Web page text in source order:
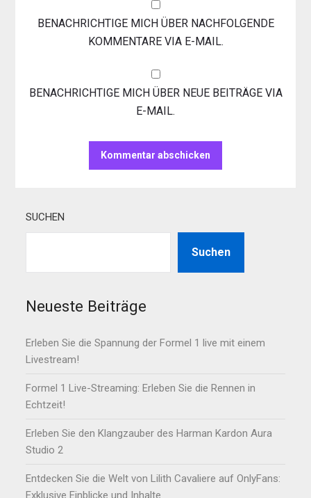
BENACHRICHTIGE MICH ÜBER NACHFOLGENDE
KOMMENTARE VIA E-MAIL.
BENACHRICHTIGE MICH ÜBER NEUE BEITRÄGE VIA
E-MAIL.
SUCHEN
Suchen
Neueste Beiträge
Erleben Sie die Spannung der Formel 1 live mit einem
Livestream!
Formel 1 Live-Streaming: Erleben Sie die Rennen in
Echtzeit!
Erleben Sie den Klangzauber des Harman Kardon Aura
Studio 2
Entdecken Sie die Welt von Lilith Cavaliere auf OnlyFans:
Exklusive Einblicke und Inhalte